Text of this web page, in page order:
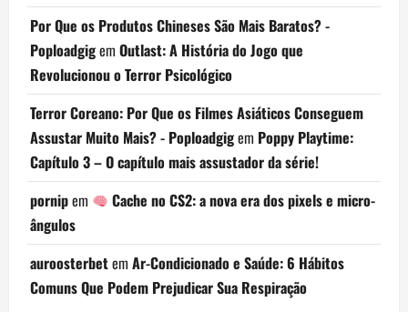
Por Que os Produtos Chineses São Mais Baratos? -
Poploadgigem Outlast: A História do Jogo que
Revolucionou o Terror Psicológico
Terror Coreano: Por Que os Filmes Asiáticos Conseguem
Assustar Muito Mais? - Poploadgigem Poppy Playtime:
Capítulo 3 – O capítulo mais assustador da série!
pornipem
Cache no CS2: a nova era dos pixels e micro-
ângulos
auroosterbetem Ar-Condicionado e Saúde: 6 Hábitos
Comuns Que Podem Prejudicar Sua Respiração